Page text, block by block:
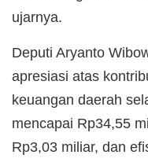
ujarnya.
Deputi Aryanto
apresiasi atas
keuangan daerah
mencapai Rp34,55
Rp3,03 miliar, dan